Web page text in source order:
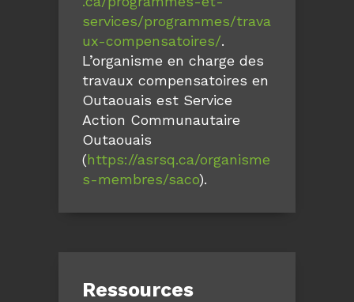
services/programmes/trava
ux-compensatoires/.
L’organisme en charge des
travaux compensatoires en
Outaouais est Service
Action Communautaire
Outaouais
(https://asrsq.ca/organisme
s-membres/saco).
Ressources